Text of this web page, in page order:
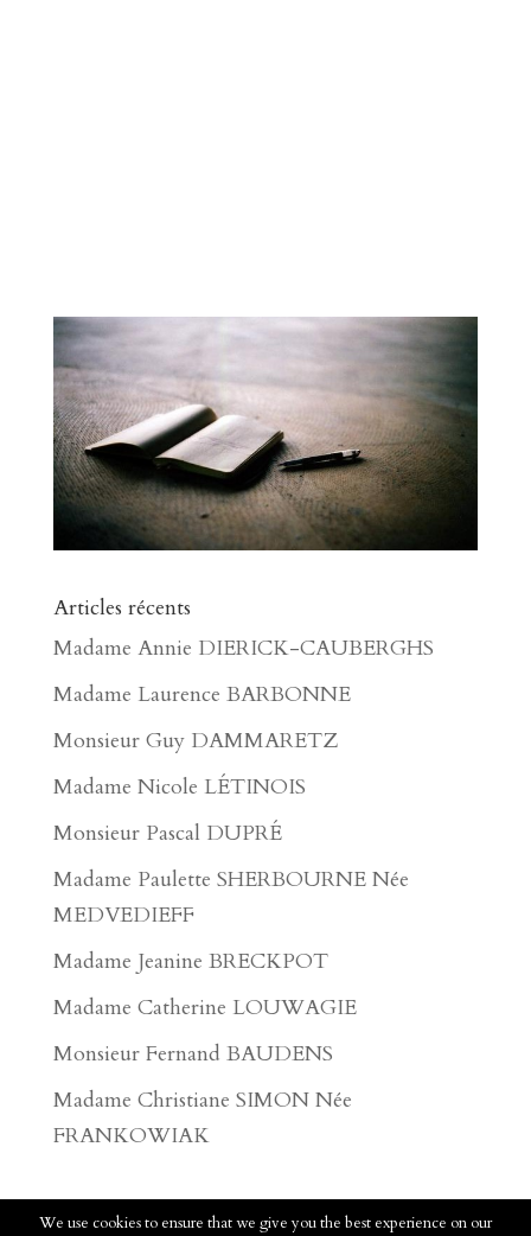
Articles récents
Madame Annie DIERICK-CAUBERGHS
Madame Laurence BARBONNE
Monsieur Guy DAMMARETZ
Madame Nicole LÉTINOIS
Monsieur Pascal DUPRÉ
Madame Paulette SHERBOURNE Née
MEDVEDIEFF
Madame Jeanine BRECKPOT
Madame Catherine LOUWAGIE
Monsieur Fernand BAUDENS
Madame Christiane SIMON Née
FRANKOWIAK
We use cookies to ensure that we give you the best experience on our